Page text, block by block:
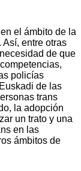
el ámbito de la
entre otras
de que
policías
de las
trans
la adopción
un trato y una
en las
ámbitos de